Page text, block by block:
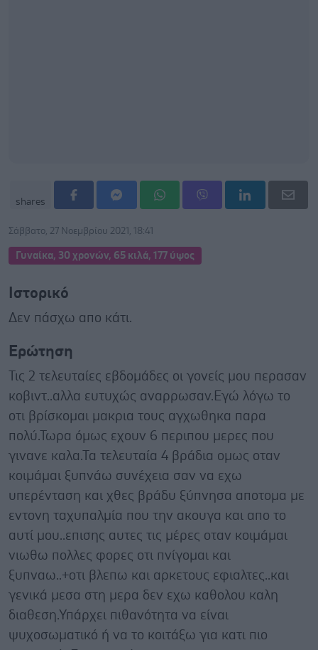
shares
Σάββατο, 27 Νοεμβρίου 2021, 18:41
Γυναίκα, 30 χρονών, 65 κιλά, 177 ύψος
Ιστορικό
Δεν πάσχω απο κάτι.
Ερώτηση
Τις 2 τελευταίες εβδομάδες οι γονείς μου περασαν
κοβιντ..αλλα ευτυχώς αναρρωσαν.Εγώ λόγω το
οτι βρίσκομαι μακρια τους αγχωθηκα παρα
πολύ.Τωρα όμως εχουν 6 περιπου μερες που
γινανε καλα.Τα τελευταία 4 βράδια ομως οταν
κοιμάμαι ξυπνάω συνέχεια σαν να εχω
υπερένταση και χθες βράδυ ξύπνησα αποτομα με
εντονη ταχυπαλμία που την ακουγα και απο το
αυτί μου..επισης αυτες τις μέρες οταν κοιμάμαι
νιωθω πολλες φορες οτι πνίγομαι και
ξυπναω..+οτι βλεπω και αρκετους εφιαλτες..και
γενικά μεσα στη μερα δεν εχω καθολου καλη
διαθεση.Υπάρχει πιθανότητα να είναι
ψυχοσωματικό ή να το κοιτάξω για κατι πιο